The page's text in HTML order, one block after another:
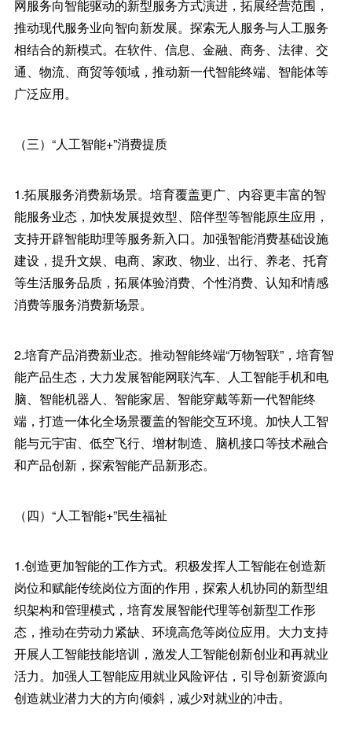
网服务向智能驱动的新型服务方式演进，拓展经营范围，
推动现代服务业向智向新发展。探索无人服务与人工服务
相结合的新模式。在软件、信息、金融、商务、法律、交
通、物流、商贸等领域，推动新一代智能终端、智能体等
广泛应用。
（三）“人工智能+”消费提质
1.拓展服务消费新场景。培育覆盖更广、内容更丰富的智
能服务业态，加快发展提效型、陪伴型等智能原生应用，
支持开辟智能助理等服务新入口。加强智能消费基础设施
建设，提升文娱、电商、家政、物业、出行、养老、托育
等生活服务品质，拓展体验消费、个性消费、认知和情感
消费等服务消费新场景。
2.培育产品消费新业态。推动智能终端“万物智联”，培育智
能产品生态，大力发展智能网联汽车、人工智能手机和电
脑、智能机器人、智能家居、智能穿戴等新一代智能终
端，打造一体化全场景覆盖的智能交互环境。加快人工智
能与元宇宙、低空飞行、增材制造、脑机接口等技术融合
和产品创新，探索智能产品新形态。
（四）“人工智能+”民生福祉
1.创造更加智能的工作方式。积极发挥人工智能在创造新
岗位和赋能传统岗位方面的作用，探索人机协同的新型组
织架构和管理模式，培育发展智能代理等创新型工作形
态，推动在劳动力紧缺、环境高危等岗位应用。大力支持
开展人工智能技能培训，激发人工智能创新创业和再就业
活力。加强人工智能应用就业风险评估，引导创新资源向
创造就业潜力大的方向倾斜，减少对就业的冲击。